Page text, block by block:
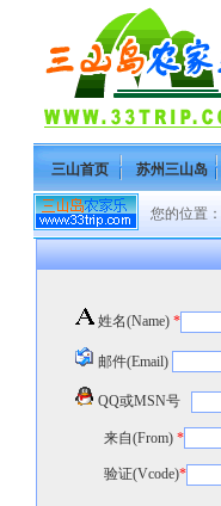
三山首页 苏州三山岛
您的位置：
姓名(Name) *
邮件(Email)
QQ或MSN号
来自(From) *
验证(Vcode)*